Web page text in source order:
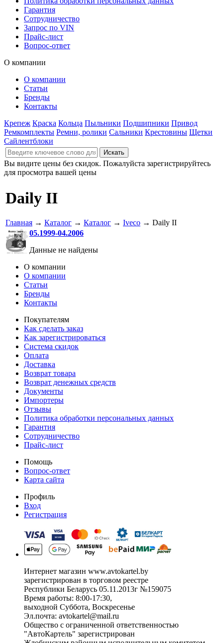
Гарантия
Сотрудничество
Запрос по VIN
Прайс-лист
Вопрос-ответ
О компании
О компании
Статьи
Бренды
Контакты
Крепеж Краска Кольца Пыльники Подшипники Привод
Ремкомплекты Ремни, ролики Сальники Крестовины Щетки
Сайлентблоки
Вы видите цены без скидок. Пожалуйста зарегистрируйтесь
для просмотра вашей цены
Daily II
Главная → Каталог → Каталог → Iveco → Daily II
05.1999-04.2006
Данные не найдены
О компании
О компании
Статьи
Бренды
Контакты
Покупателям
Как сделать заказ
Как зарегистрироваться
Система скидок
Оплата
Доставка
Возврат товара
Возврат денежных средств
Документы
Импортеры
Отзывы
Политика обработки персональных данных
Гарантия
Сотрудничество
Прайс-лист
Помощь
Вопрос-ответ
Карта сайта
Профиль
Вход
Регистрация
Интернет магазин www.avtokartel.by
зарегистрирован в торговом реестре
Республики Беларусь 05.11.2013г №159075
Время работы: 8:00-17:30,
выходной Суббота, Воскресенье
Эл.почта: avtokartel@mail.ru
Общество с ограниченной ответственностью
"АвтоКартель" зарегистрирован